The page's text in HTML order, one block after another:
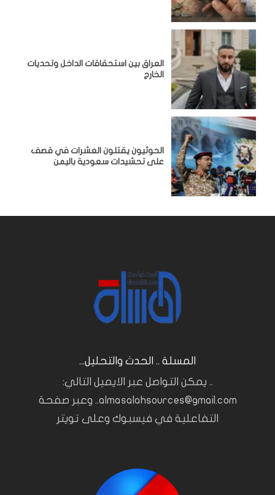
‏العراق بين استحقاقات الداخل وتحديات
الخارج
الحوثيون يقتلون العشرات في قصف
على تحشيدات سعودية باليمن
المسلة .. الحدث والتحليل...
.. يمكن التواصل عبر الايميل التالي:
almasalahsources@gmail.com.. وعبر صفحة
التفاعلية في فيسبوك وعلى تويتر